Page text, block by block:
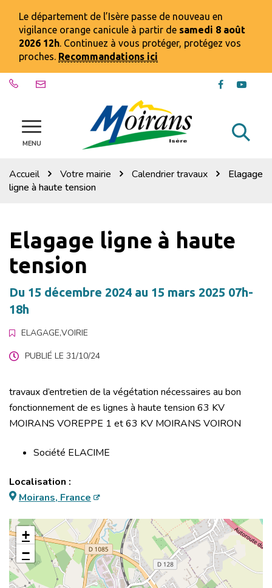
Le département de l’Isère passe de nouveau en
vigilance orange canicule à partir de samedi 8 août
2026 12h. Continuez à vous protéger, protégez vos
proches. Recommandations ici
Lien
compte
Facebook
MENU
officiel
la
ville
la
Accueil Votre mairie Calendrier travaux
Elagage
ligne à haute tension
Elagage ligne à haute
tension
Du 15 décembre 2024 au 15 mars 2025 07h-
18h
ELAGAGE,VOIRIE
PUBLIÉ LE 31/10/24
travaux d’entretien de la végétation nécessaires au bon
fonctionnement de es lignes à haute tension 63 KV
MOIRANS VOREPPE 1 et 63 KV MOIRANS VOIRON
Société ELACIME
Localisation :
Moirans, France
+
−